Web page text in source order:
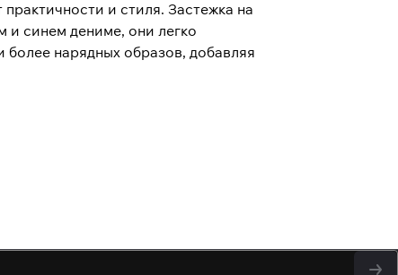
и стиля. Застежка на
и синем дениме, они легко
нарядных образов, добавляя